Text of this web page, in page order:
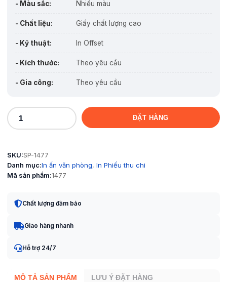
- Màu sắc: Nhiều màu
- Chất liệu: Giấy chất lượng cao
- Kỹ thuật: In Offset
- Kích thước: Theo yêu cầu
- Gia công: Theo yêu cầu
Hóa
lẻ
số
ĐẶT HÀNG
SKU:SP-1477
Danh mục:In ấn văn phòng, In Phiếu thu chi
Mã sản phẩm:1477
Chất lượng đảm bảo
Giao hàng nhanh
Hỗ trợ 24/7
MÔ TẢ SẢN PHẨM LƯU Ý ĐẶT HÀNG